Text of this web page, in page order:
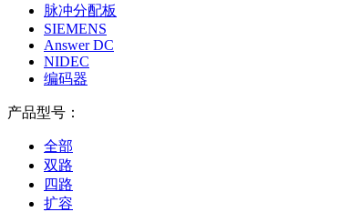
脉冲分配板
SIEMENS
Answer DC
NIDEC
编码器
产品型号：
全部
双路
四路
扩容